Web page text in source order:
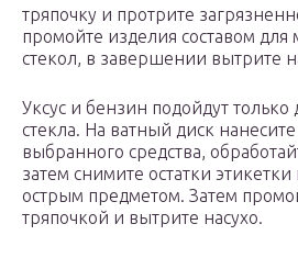
тряпочку и протрите
промойте изделия составом для
стекол, в завершении вытрите
Уксус и бензин подойдут только
стекла. На ватный диск
выбранного средства,
затем снимите остатки
острым предметом. Затем
тряпочкой и вытрите насухо.